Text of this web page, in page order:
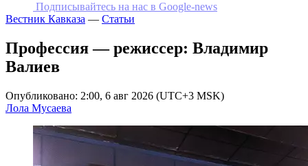
Подписывайтесь на наc в Google-news
Вестник Кавказа — Статьи
Профессия — режиссер: Владимир
Валиев
Опубликовано: 2:00, 6 авг 2026 (UTC+3 MSK)
Лола Мусаева